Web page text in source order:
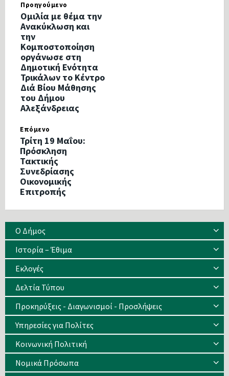
Προηγούμενο
Oμιλία με θέμα την
Ανακύκλωση και
την
Κομποστοποίηση
οργάνωσε στη
Δημοτική Ενότητα
Τρικάλων το Κέντρο
Διά Βίου Μάθησης
του Δήμου
Αλεξάνδρειας
Επόμενο
Τρίτη 19 Μαΐου:
Πρόσκληση
Τακτικής
Συνεδρίασης
Οικονομικής
Επιτροπής
Ο Δήμος
Ιστορία – Έθιμα
Eκλογές
Δελτία Τύπου
Προκηρύξεις - Διαγωνισμοί - Προσλήψεις
Υπηρεσίες για Πολίτες
Κοινωνική Πολιτική
Νομικά Πρόσωπα